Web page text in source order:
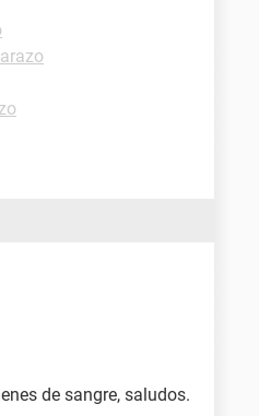
de sangre, saludos.